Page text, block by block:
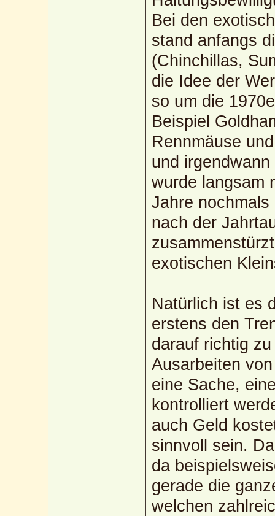
Bei den
stand anfangs
(Chinchillas,
die Idee der
so um die
Beispiel
Rennmäuse
und
wurde langsam
Jahre
nach der
exotischen
Natürlich ist es
erstens den
darauf richtig
Ausarbeiten
eine Sache,
kontrolliert
auch Geld
sinnvoll sein.
da
gerade die
welchen